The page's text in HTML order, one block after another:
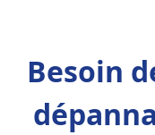
Besoin